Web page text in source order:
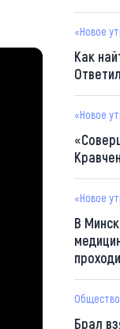
«Новое
Как
«Новое
«Новое
В
Общество
Брал